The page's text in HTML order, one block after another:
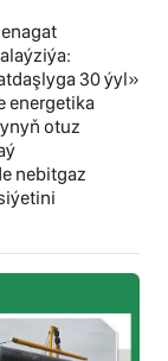
30 ýyl»
energetika
otuz
nebitgaz